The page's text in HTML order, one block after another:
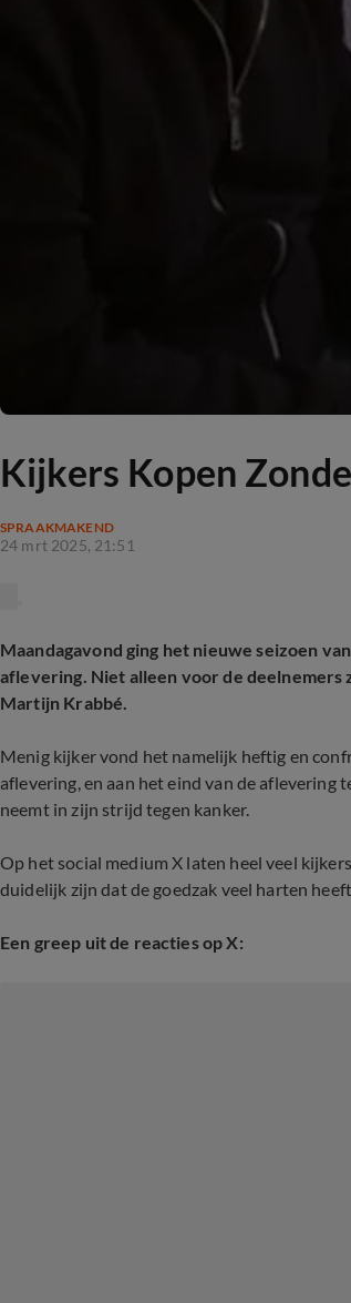
Kijkers Kopen
SPRAAKMAKEND
24 mrt 2025, 21:51
Maandagavond ging het nieuwe seizoen
aflevering. Niet alleen voor de deelnemers
Martijn Krabbé.
Menig kijker vond het namelijk heftig en
aflevering, en aan het eind van de
neemt in zijn strijd tegen kanker.
Op het social medium X laten heel veel
duidelijk zijn dat de goedzak veel harten
Een greep uit de reacties op X: